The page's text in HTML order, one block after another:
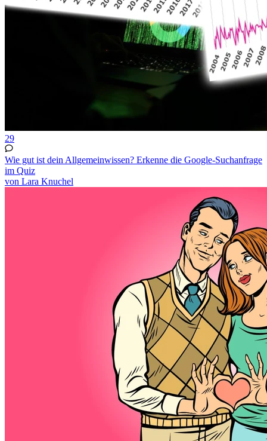
29
Wie gut ist dein Allgemeinwissen? Erkenne die Google-Suchanfrage
im Quiz
von Lara Knuchel